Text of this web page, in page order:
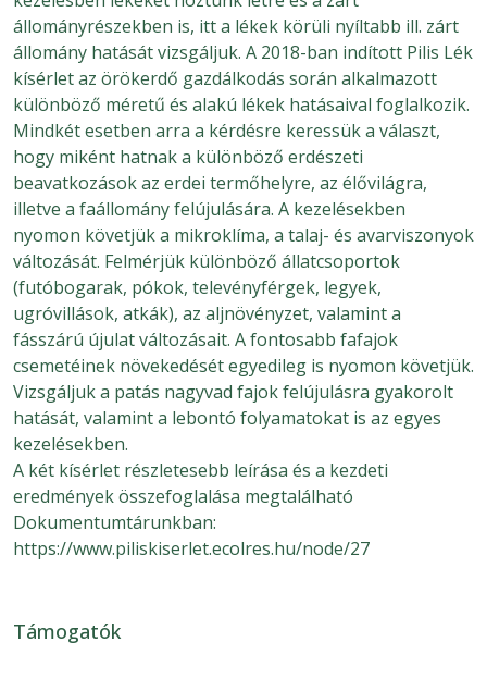
állományrészekben is, itt a lékek körüli nyíltabb ill. zárt
állomány hatását vizsgáljuk. A 2018-ban indított Pilis Lék
kísérlet az örökerdő gazdálkodás során alkalmazott
különböző méretű és alakú lékek hatásaival foglalkozik.
Mindkét esetben arra a kérdésre keressük a választ,
hogy miként hatnak a különböző erdészeti
beavatkozások az erdei termőhelyre, az élővilágra,
illetve a faállomány felújulására. A kezelésekben
nyomon követjük a mikroklíma, a talaj- és avarviszonyok
változását. Felmérjük különböző állatcsoportok
(futóbogarak, pókok, televényférgek, legyek,
ugróvillások, atkák), az aljnövényzet, valamint a
fásszárú újulat változásait. A fontosabb fafajok
csemetéinek növekedését egyedileg is nyomon követjük.
Vizsgáljuk a patás nagyvad fajok felújulásra gyakorolt
hatását, valamint a lebontó folyamatokat is az egyes
kezelésekben.
A két kísérlet részletesebb leírása és a kezdeti
eredmények összefoglalása megtalálható
Dokumentumtárunkban:
https://www.piliskiserlet.ecolres.hu/node/27
Támogatók